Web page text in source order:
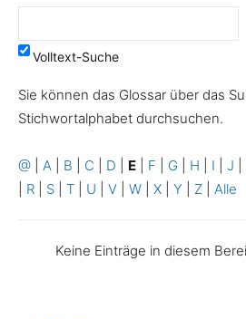
Volltext-Suche
Sie können das Glossar über das
Stichwortalphabet durchsuchen.
@ A B C D E F G H I J
R S T U V W X Y Z Alle
Keine Einträge in diesem